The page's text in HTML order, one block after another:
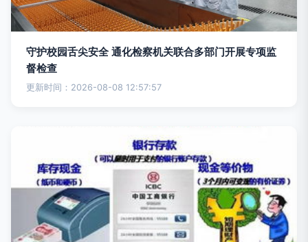
守护校园舌尖安全 通化检察机关联合多部门开展专项监
督检查
更新时间：2026-08-08 12:57:57